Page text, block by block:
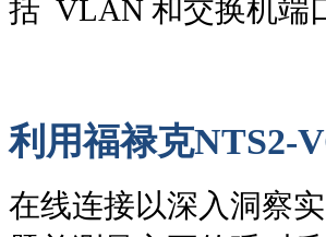
括 VLAN 和交换机端
利用福禄克NTS2-
在线连接以深入洞察